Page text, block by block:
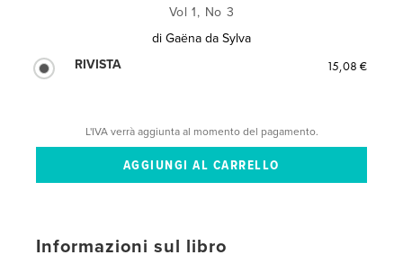
Vol 1, No 3
di Gaëna da Sylva
RIVISTA
15,08 €
L'IVA verrà aggiunta al momento del pagamento.
Informazioni sul libro